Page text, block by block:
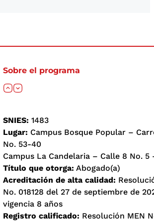
Sobre el programa
SNIES: 1483
Lugar: Campus Bosque Popular –
No. 53-40
Campus La Candelaria – Calle 8 No. 5
Título que otorga: Abogado(a)
Acreditación de alta calidad:
No. 018128 del 27 de septiembre de
vigencia 8 años
Registro calificado: Resolución MEN